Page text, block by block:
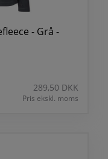
- Grå -
289,50 DKK
Pris ekskl. moms